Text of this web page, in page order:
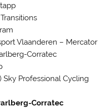
Vlaanderen – Mercator
Corratec
Sky Professional Cycling
Corratec